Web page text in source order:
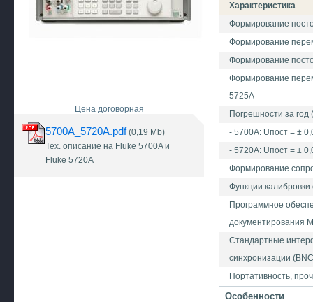
Цена договорная
5700A_5720A.pdf(0,19 Mb)
Тех. описание на Fluke 5700A и
Fluke 5720A
Характеристика
Формирование
Формирование
Формирование
Формирование
5725А
Погрешности за год
- 5700A: Uпост = ±
- 5720A: Uпост = ±
Формирование
Функции
Программное
документирования
Стандартные
синхронизации
Портативность,
Особенности